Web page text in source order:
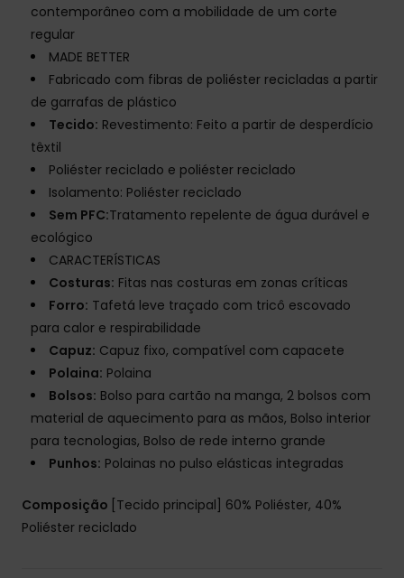
contemporâneo com a mobilidade de um corte
regular
MADE BETTER
Fabricado com fibras de poliéster recicladas a partir
de garrafas de plástico
Tecido: Revestimento: Feito a partir de desperdício
têxtil
Poliéster reciclado e poliéster reciclado
Isolamento: Poliéster reciclado
Sem PFC:Tratamento repelente de água durável e
ecológico
CARACTERÍSTICAS
Costuras: Fitas nas costuras em zonas críticas
Forro: Tafetá leve traçado com tricô escovado
para calor e respirabilidade
Capuz: Capuz fixo, compatível com capacete
Polaina: Polaina
Bolsos: Bolso para cartão na manga, 2 bolsos com
material de aquecimento para as mãos, Bolso interior
para tecnologias, Bolso de rede interno grande
Punhos: Polainas no pulso elásticas integradas
Composição [Tecido principal] 60% Poliéster, 40%
Poliéster reciclado